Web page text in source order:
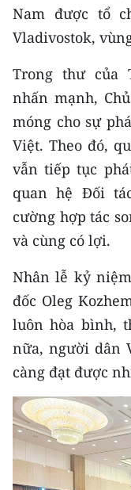
54 DÂN TỘC VIỆT
MỘT SẢN PHẨM
RADIO
MEDIA CENTER
E-Magazine
Video
Media Chính trị
Media Kinh tế
Media Văn hóa
Media Xã hội
Media Pháp luật
Media Du lịch
Media Thế giới
Nam được tổ
Vladivostok,
Trong thư của
nhấn mạnh,
móng cho sự
Việt. Theo đó,
vẫn tiếp tục
quan hệ Đối
cường hợp tác
và cùng có lợi.
Nhân lễ kỷ
đốc Oleg
luôn hòa bình,
nữa, người dân
càng đạt được